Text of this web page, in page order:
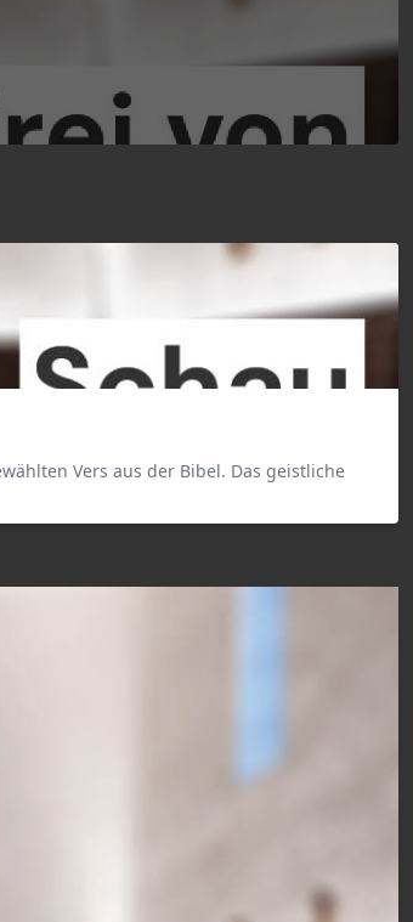
Vers aus der Bibel. Das geistliche